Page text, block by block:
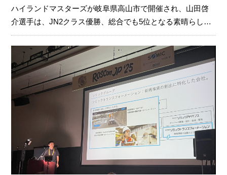
ハイランドマスターズが岐阜県高山市で開催され、山田啓
介選手は、JN2クラス優勝、総合でも5位となる素晴らしい
結果でフィニッシュしました。今回の優勝でシリーズポイ
ントを逆転し、JN2シリーズチャンピオンを獲得しました。
シリーズを終えての山田選手のコメントをじっくりお届け
します。 最終戦ハイランドマスターズで優勝＆念願のシリ
ーズチャンピオンを決めることができ、大変嬉しく思いま
す！ 参戦1年目から共に歩んできたソミック石川の仲間のサ
ポートなしでは、この結果は成し遂げられませんでした。
夢に賛同し、共に挑戦してくださり、本当にあ